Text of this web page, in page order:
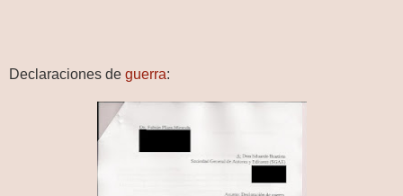
Declaraciones de guerra: